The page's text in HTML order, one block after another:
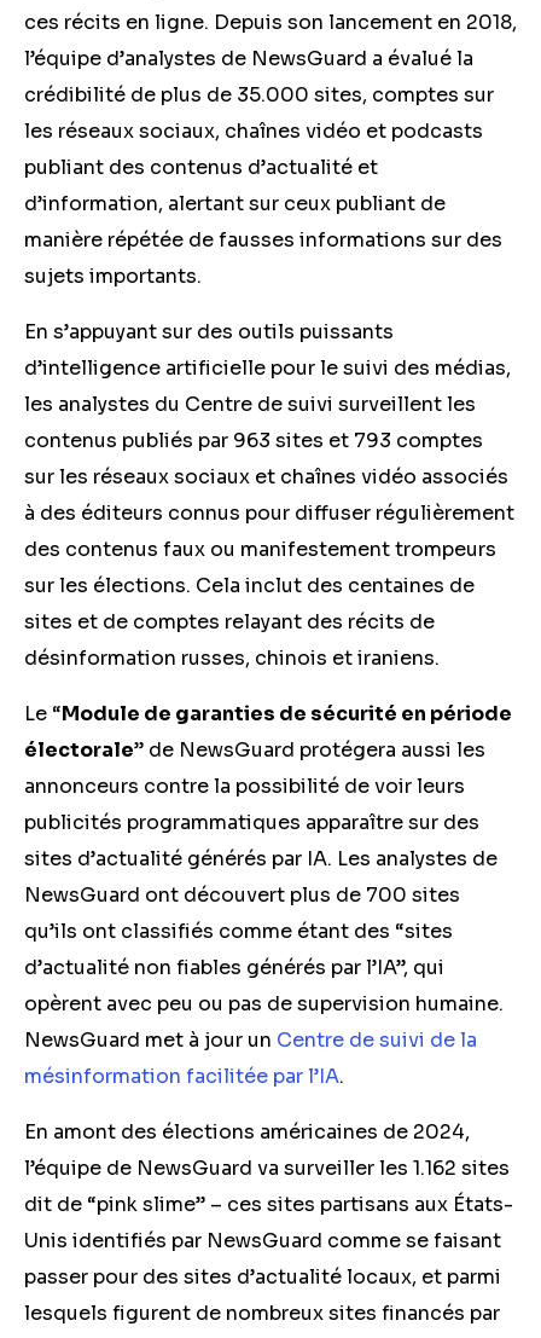
ces récits en ligne. Depuis son lancement en 2018,
l’équipe d’analystes de NewsGuard a évalué la
crédibilité de plus de 35.000 sites, comptes sur
les réseaux sociaux, chaînes vidéo et podcasts
publiant des contenus d’actualité et
d’information, alertant sur ceux publiant de
manière répétée de fausses informations sur des
sujets importants.
En s’appuyant sur des outils puissants
d’intelligence artificielle pour le suivi des médias,
les analystes du Centre de suivi surveillent les
contenus publiés par 963 sites et 793 comptes
sur les réseaux sociaux et chaînes vidéo associés
à des éditeurs connus pour diffuser régulièrement
des contenus faux ou manifestement trompeurs
sur les élections. Cela inclut des centaines de
sites et de comptes relayant des récits de
désinformation russes, chinois et iraniens.
Le “Module de garanties de sécurité en période
électorale” de NewsGuard protégera aussi les
annonceurs contre la possibilité de voir leurs
publicités programmatiques apparaître sur des
sites d’actualité générés par IA. Les analystes de
NewsGuard ont découvert plus de 700 sites
qu’ils ont classifiés comme étant des “sites
d’actualité non fiables générés par l’IA”, qui
opèrent avec peu ou pas de supervision humaine.
NewsGuard met à jour un Centre de suivi de la
mésinformation facilitée par l’IA.
En amont des élections américaines de 2024,
l’équipe de NewsGuard va surveiller les 1.162 sites
dit de “pink slime” – ces sites partisans aux États-
Unis identifiés par NewsGuard comme se faisant
passer pour des sites d’actualité locaux, et parmi
lesquels figurent de nombreux sites financés par